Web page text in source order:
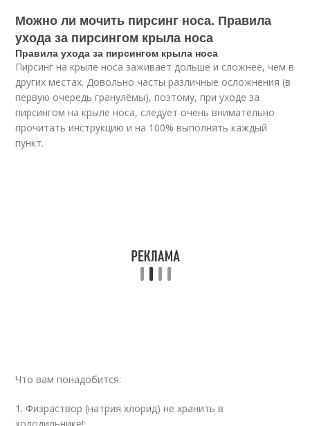
Можно ли мочить пирсинг носа. Правила
ухода за пирсингом крыла носа
Правила ухода за пирсингом крыла носа
Пирсинг на крыле носа заживает дольше и сложнее, чем в
других местах. Довольно часты различные осложнения (в
первую очередь гранулёмы), поэтому, при уходе за
пирсингом на крыле носа, следует очень внимательно
прочитать инструкцию и на 100% выполнять каждый
пункт.
Что вам понадобится:
1. Физраствор (натрия хлорид) не хранить в